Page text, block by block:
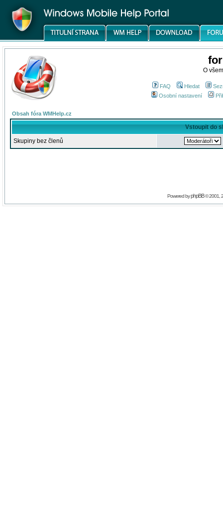
O
FAQ Hledat
Osobní nastavení
Obsah fóra WMHelp.cz
Vstoupit do
Skupiny bez členů
Powered byphpBB© 2001,